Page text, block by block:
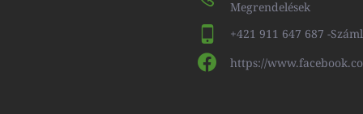
Megrendelések
+421 911 647 687 -
https://